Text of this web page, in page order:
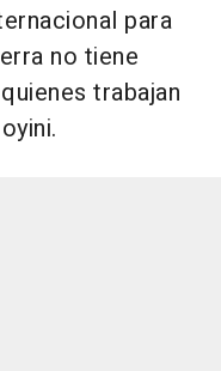
para
no tiene
trabajan